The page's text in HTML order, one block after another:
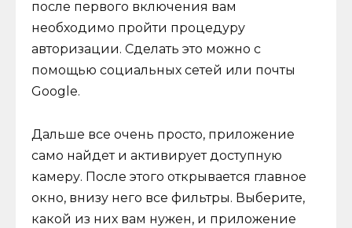
после первого включения вам
необходимо пройти процедуру
авторизации. Сделать это можно с
помощью социальных сетей или почты
Google.
Дальше все очень просто, приложение
само найдет и активирует доступную
камеру. После этого открывается главное
окно, внизу него все фильтры. Выберите,
какой из них вам нужен, и приложение